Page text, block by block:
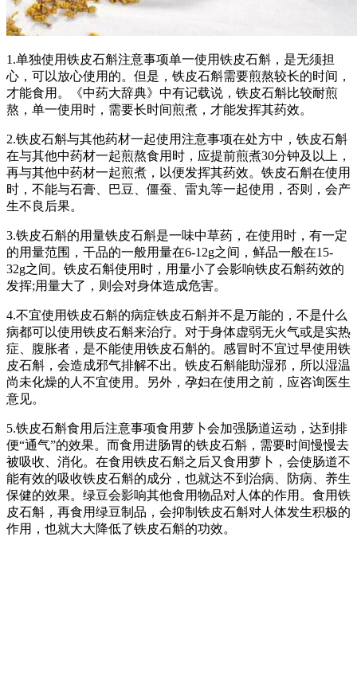
1.单独使用铁皮石斛注意事项单一使用铁皮石斛，是无须担
心，可以放心使用的。但是，铁皮石斛需要煎熬较长的时间，
才能食用。《中药大辞典》中有记载说，铁皮石斛比较耐煎
熬，单一使用时，需要长时间煎煮，才能发挥其药效。
2.铁皮石斛与其他药材一起使用注意事项在处方中，铁皮石斛
在与其他中药材一起煎熬食用时，应提前煎煮30分钟及以上，
再与其他中药材一起煎煮，以便发挥其药效。铁皮石斛在使用
时，不能与石膏、巴豆、僵蚕、雷丸等一起使用，否则，会产
生不良后果。
3.铁皮石斛的用量铁皮石斛是一味中草药，在使用时，有一定
的用量范围，干品的一般用量在6-12g之间，鲜品一般在15-
32g之间。铁皮石斛使用时，用量小了会影响铁皮石斛药效的
发挥;用量大了，则会对身体造成危害。
4.不宜使用铁皮石斛的病症铁皮石斛并不是万能的，不是什么
病都可以使用铁皮石斛来治疗。对于身体虚弱无火气或是实热
症、腹胀者，是不能使用铁皮石斛的。感冒时不宜过早使用铁
皮石斛，会造成邪气排解不出。铁皮石斛能助湿邪，所以湿温
尚未化燥的人不宜使用。另外，孕妇在使用之前，应咨询医生
意见。
5.铁皮石斛食用后注意事项食用萝卜会加强肠道运动，达到排
便“通气”的效果。而食用进肠胃的铁皮石斛，需要时间慢慢去
被吸收、消化。在食用铁皮石斛之后又食用萝卜，会使肠道不
能有效的吸收铁皮石斛的成分，也就达不到治病、防病、养生
保健的效果。绿豆会影响其他食用物品对人体的作用。食用铁
皮石斛，再食用绿豆制品，会抑制铁皮石斛对人体发生积极的
作用，也就大大降低了铁皮石斛的功效。